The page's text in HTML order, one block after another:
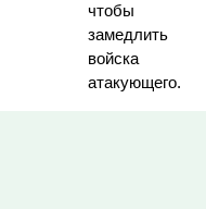
чтобы
замедлить
войска
атакующего.